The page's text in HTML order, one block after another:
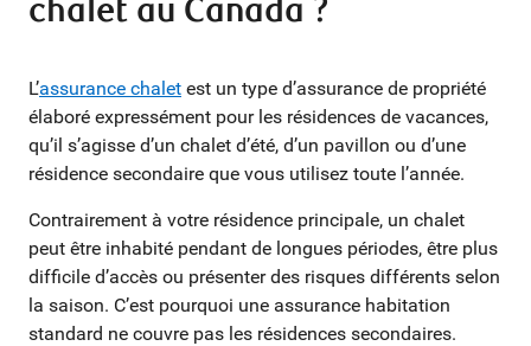
chalet au Canada ?
L’assurance chalet est un type d’assurance de propriété
élaboré expressément pour les résidences de vacances,
qu’il s’agisse d’un chalet d’été, d’un pavillon ou d’une
résidence secondaire que vous utilisez toute l’année.
Contrairement à votre résidence principale, un chalet
peut être inhabité pendant de longues périodes, être plus
difficile d’accès ou présenter des risques différents selon
la saison. C’est pourquoi une assurance habitation
standard ne couvre pas les résidences secondaires.